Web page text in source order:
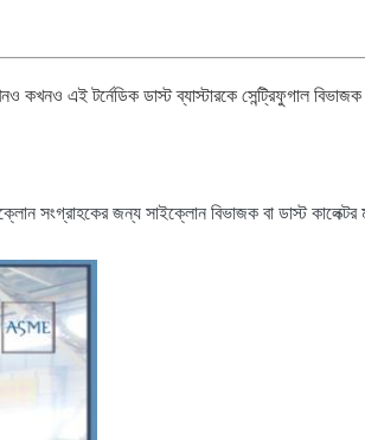
কখনও এই টর্নেডিক ডাস্ট ব্যাস্টারকে সেন্ট্রিফুগাল
সংগ্রাহকের জন্য সাইক্লোন বিভাজক বা ডাস্ট কালেক্টর